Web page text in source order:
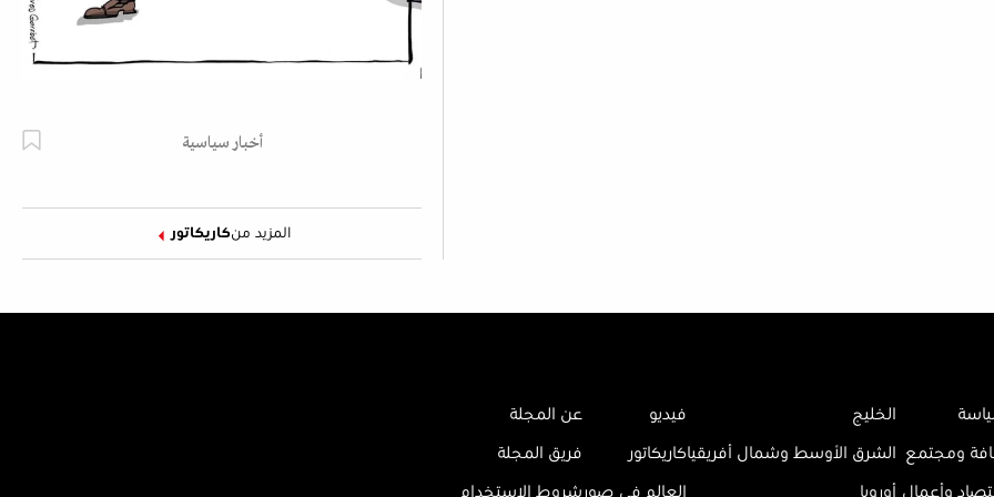
أخبار سياسية
المزيد منكاريكاتور
ومجتمع
وأعمال
الخليج
الشرق الأوسط وشمال أفريقيا
أوروبا
فيديو
كاريكاتور
العالم في صور
عن المجلة
فريق المجلة
شروط الاستخدام